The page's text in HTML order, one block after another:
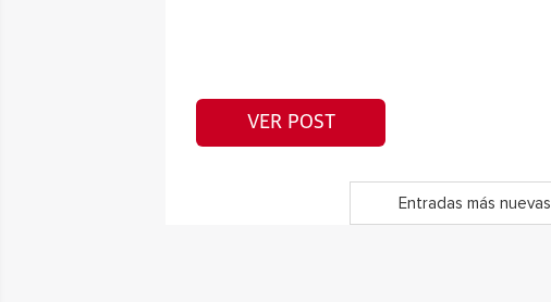
VER POST
Entradas más nuevas